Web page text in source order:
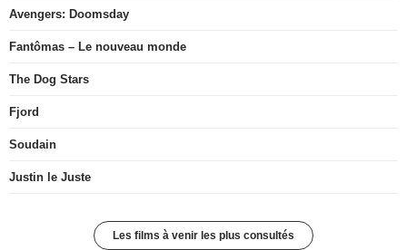
Avengers: Doomsday
Fantômas – Le nouveau monde
The Dog Stars
Fjord
Soudain
Justin le Juste
Les films à venir les plus consultés